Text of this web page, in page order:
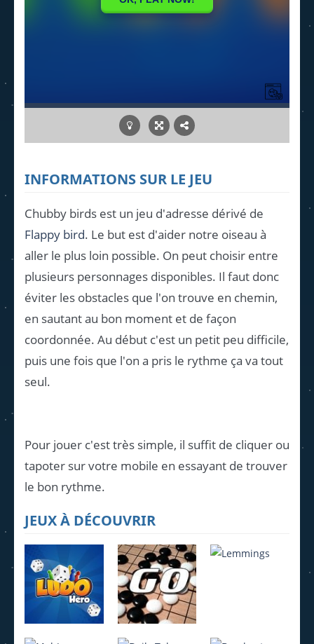
INFORMATIONS SUR LE JEU
Chubby birds est un jeu d'adresse dérivé de
Flappy bird. Le but est d'aider notre oiseau à
aller le plus loin possible. On peut choisir entre
plusieurs personnages disponibles. Il faut donc
éviter les obstacles que l'on trouve en chemin,
en sautant au bon moment et de façon
coordonnée. Au début c'est un petit peu difficile,
puis une fois que l'on a pris le rythme ça va tout
seul.
Pour jouer c'est très simple, il suffit de cliquer ou
tapoter sur votre mobile en essayant de trouver
le bon rythme.
JEUX À DÉCOUVRIR